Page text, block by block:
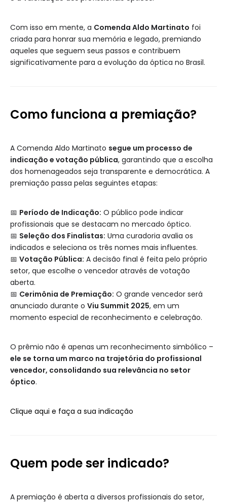
Com isso em mente, a Comenda Aldo Martinato foi
criada para honrar sua memória e legado, premiando
aqueles que seguem seus passos e contribuem
significativamente para a evolução da óptica no Brasil.
Como funciona a premiação?
A Comenda Aldo Martinato segue um processo de
indicação e votação pública, garantindo que a escolha
dos homenageados seja transparente e democrática. A
premiação passa pelas seguintes etapas:
📅 Período de Indicação: O público pode indicar
profissionais que se destacam no mercado óptico.
📅 Seleção dos Finalistas: Uma curadoria avalia os
indicados e seleciona os três nomes mais influentes.
📅 Votação Pública: A decisão final é feita pelo próprio
setor, que escolhe o vencedor através de votação
aberta.
📅 Cerimônia de Premiação: O grande vencedor será
anunciado durante o Viu Summit 2025, em um
momento especial de reconhecimento e celebração.
O prêmio não é apenas um reconhecimento simbólico –
ele se torna um marco na trajetória do profissional
vencedor, consolidando sua relevância no setor
óptico.
Clique aqui e faça a sua indicação
Quem pode ser indicado?
A premiação é aberta a diversos profissionais do setor,